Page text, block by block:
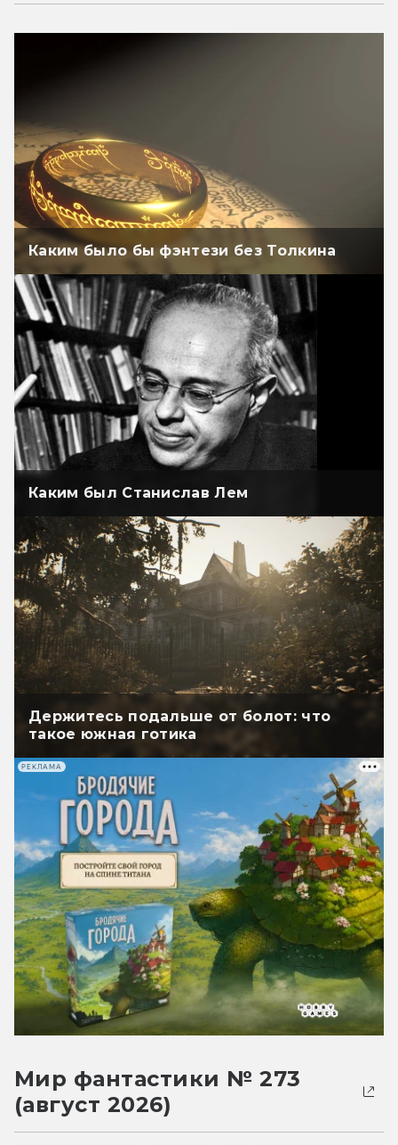
Каким было бы фэнтези без Толкина
Каким был Станислав Лем
Держитесь подальше от болот: что
такое южная готика
РЕКЛАМА
Мир фантастики № 273
(август 2026)